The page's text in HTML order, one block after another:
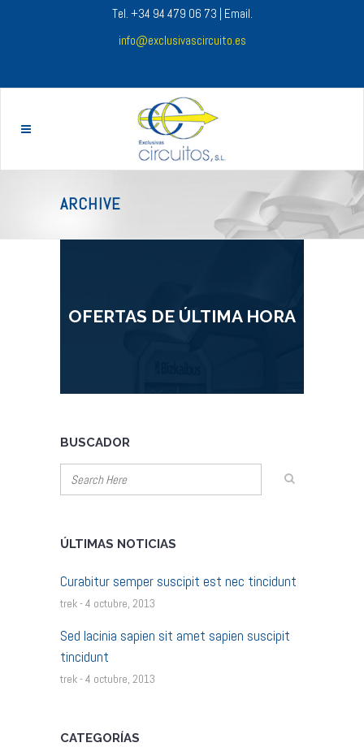
Tel. +34 94 479 06 73 | Email.
info@exclusivascircuito.es
ARCHIVE
OFERTAS DE ÚLTIMA HORA
BUSCADOR
ÚLTIMAS NOTICIAS
Curabitur semper suscipit est nec tincidunt
trek - 4 octubre, 2013
Sed lacinia sapien sit amet sapien suscipit
tincidunt
trek - 4 octubre, 2013
CATEGORÍAS